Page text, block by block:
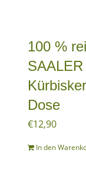
100 %
Dose
€12,90
In den